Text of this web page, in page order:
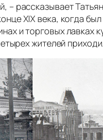
рассказывает
XIX века, когда
и торговых лавках
жителей